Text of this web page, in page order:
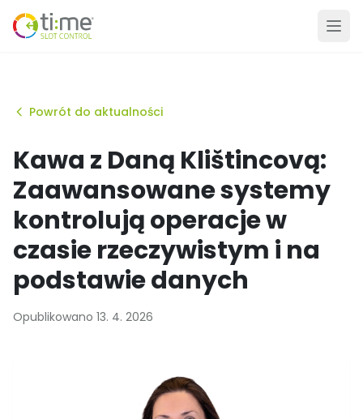
Powrót do aktualności
Kawa z Daną Klištincovą:
Zaawansowane systemy
kontrolują operacje w
czasie rzeczywistym i na
podstawie danych
Opublikowano 13. 4. 2026